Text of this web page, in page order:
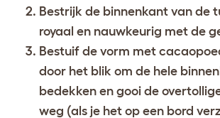
Bestrijk de binnenkant van de
royaal en nauwkeurig met de
Bestuif de vorm met
door het blik om de hele
bedekken en gooi de
weg (als je het op een bord